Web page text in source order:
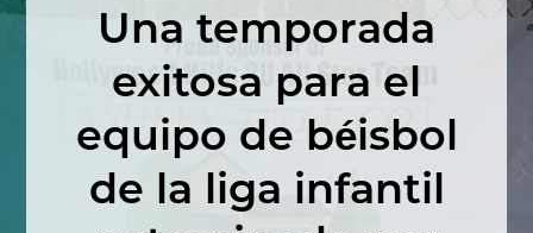
Una temporada
exitosa para el
equipo de béisbol
de la liga infantil